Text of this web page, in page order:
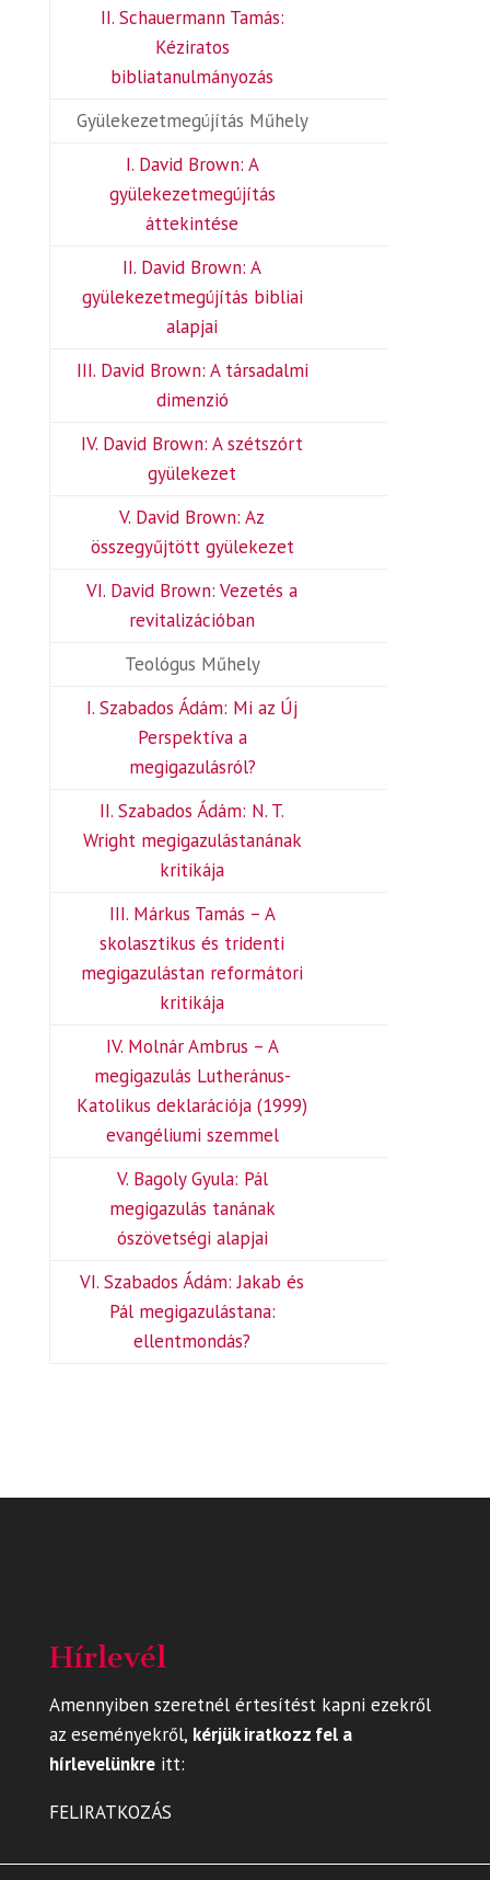
II. Schauermann Tamás:
Kéziratos
bibliatanulmányozás
Gyülekezetmegújítás Műhely
I. David Brown: A
gyülekezetmegújítás
áttekintése
II. David Brown: A
gyülekezetmegújítás bibliai
alapjai
III. David Brown: A társadalmi
dimenzió
IV. David Brown: A szétszórt
gyülekezet
V. David Brown: Az
összegyűjtött gyülekezet
VI. David Brown: Vezetés a
revitalizációban
Teológus Műhely
I. Szabados Ádám: Mi az Új
Perspektíva a
megigazulásról?
II. Szabados Ádám: N. T.
Wright megigazulástanának
kritikája
III. Márkus Tamás – A
skolasztikus és tridenti
megigazulástan reformátori
kritikája
IV. Molnár Ambrus – A
megigazulás Lutheránus-
Katolikus deklarációja (1999)
evangéliumi szemmel
V. Bagoly Gyula: Pál
megigazulás tanának
ószövetségi alapjai
VI. Szabados Ádám: Jakab és
Pál megigazulástana:
ellentmondás?
Hírlevél
Amennyiben szeretnél értesítést kapni ezekről
az eseményekről, kérjük iratkozz fel a
hírlevelünkreitt:
FELIRATKOZÁS